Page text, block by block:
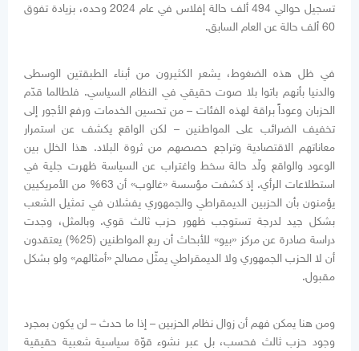
تسجيل حوالي 494 ألف حالة إفلاس في عام 2024 وحده، بزيادة تفوق
60 ألف حالة عن العام السابق.
في ظل هذه الضغوط، يشعر الكثيرون من أبناء الطبقتين الوسطى
والدنيا بأنهم باتوا بلا صوت حقيقي في النظام السياسي. فلطالما قدّم
الحزبان وعوداً براقة لهذه الفئات – من تحسين الخدمات ورفع الأجور إلى
تخفيف الضرائب على المواطنين – لكن الواقع يكشف عن استمرار
معاناتهم الاقتصادية وتراجع حصصهم من ثروة البلاد. هذا الخلل بين
الوعود والواقع ولّد حالة سخط واغتراب عن السياسة ظهرت جلية في
استطلاعات الرأي. إذ كشفت مؤسسة «غالوب» أن 63% من الأمريكيين
يؤمنون بأن الحزبين الديمقراطي والجمهوري يفشلان في تمثيل الشعب
بشكل جيد لدرجة تستوجب ظهور حزب ثالث قوي. وبالمثل، وجدت
دراسة صادرة عن مركز «بيو» للأبحاث أن ربع المواطنين (25%) يعتقدون
أن لا الحزب الجمهوري ولا الديمقراطي يمثّل مصالح «أمثالهم» ولو بشكل
مقبول.
ومن هنا يمكن فهم أن زوال نظام الحزبين – إذا ما حدث – لن يكون بمجرد
وجود حزب ثالث فحسب، بل عبر نشوء قوّة سياسية شعبية حقيقية